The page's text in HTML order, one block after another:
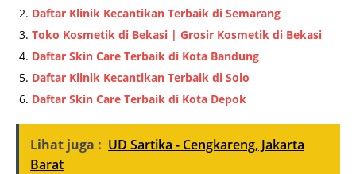
Daftar Klinik Kecantikan Terbaik di Semarang
Toko Kosmetik di Bekasi | Grosir Kosmetik di Bekasi
Daftar Skin Care Terbaik di Kota Bandung
Daftar Klinik Kecantikan Terbaik di Solo
Daftar Skin Care Terbaik di Kota Depok
Lihat juga : UD Sartika - Cengkareng, Jakarta
Barat